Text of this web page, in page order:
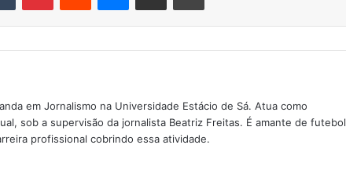
em Jornalismo na Universidade Estácio de Sá. Atua como
sob a supervisão da jornalista Beatriz Freitas. É amante de futebol
profissional cobrindo essa atividade.